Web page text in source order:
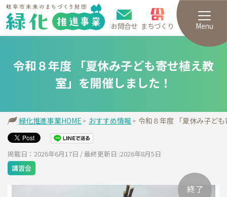
お問合せ まちづくり Menu
令和８年度 「夏休み子ども寄せ植え教
室」を開催しました！
緑化推進事業HOME おすすめ情報 令和８年度 「夏休み子ど
掲載日：2026年6月17日 / 最終更新日 :2026年8月5日
講習会
終了